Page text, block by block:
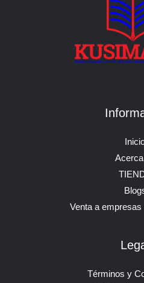
Venta a
Términos y